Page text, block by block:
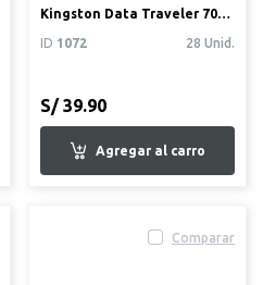
Kingston Data Traveler 70
USB 3.2
ID 1072 28 Unid.
S/ 39.90
Comparar